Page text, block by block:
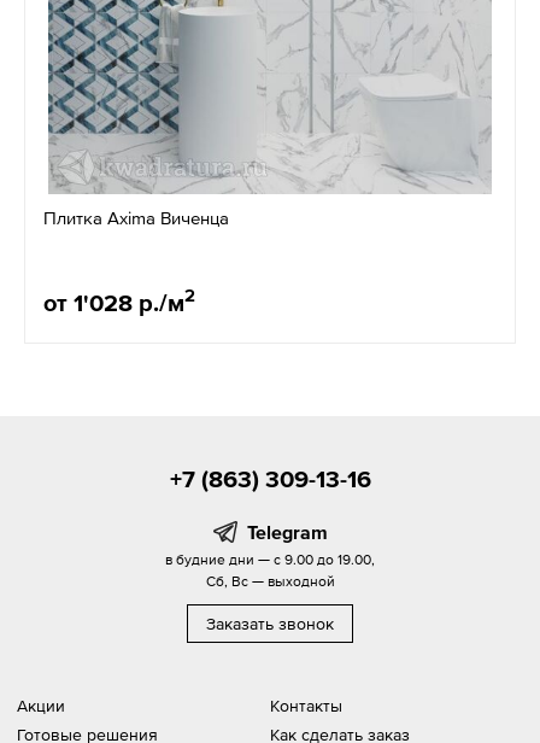
Плитка Axima Виченца
от 1'028 р./м2
Акции
Готовые решения
Контакты
Как сделать заказ
+7 (863) 309-13-16
Telegram
в будние дни — с 9.00 до 19.00,
Сб, Вс — выходной
Заказать звонок